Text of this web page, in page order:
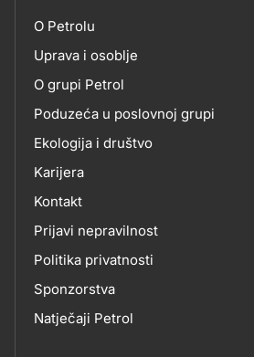
skupno.footer-
title???
O
NAMA
O Petrolu
Uprava i osoblje
O grupi Petrol
Poduzeća u poslovnoj grupi
Ekologija i društvo
Karijera
Kontakt
Prijavi nepravilnost
Politika privatnosti
Sponzorstva
Natječaji Petrol